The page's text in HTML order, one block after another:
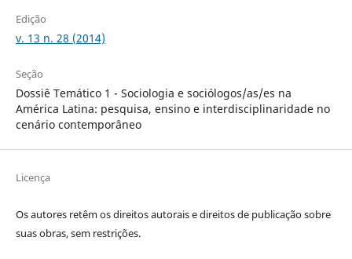
Edição
v. 13 n. 28 (2014)
Seção
Dossiê Temático 1 - Sociologia e sociólogos/as/es na
América Latina: pesquisa, ensino e interdisciplinaridade no
cenário contemporâneo
Licença
Os autores retêm os direitos autorais e direitos de publicação sobre
suas obras, sem restrições.